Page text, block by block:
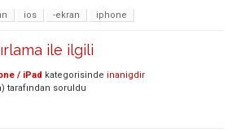
ios -ekran iphone
ile ilgili
/ iPad kategorisinde inanigdir
tarafından soruldu